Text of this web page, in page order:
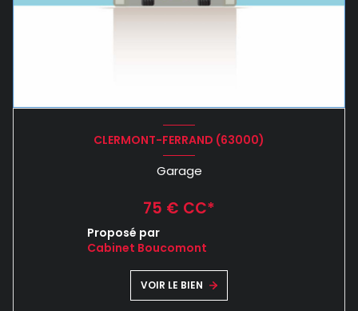
CLERMONT-FERRAND (63000)
Garage
75 € CC*
Proposé par
Cabinet Boucomont
VOIR LE BIEN